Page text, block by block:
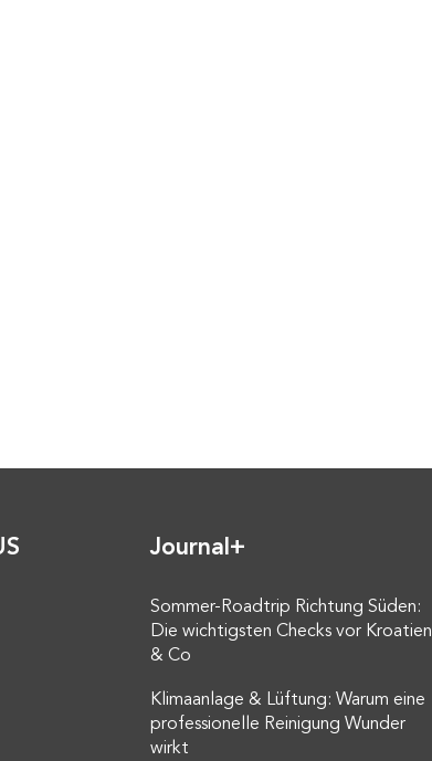
Journal+
Sommer-Roadtrip Richtung Süden:
Die wichtigsten Checks vor Kroatien
& Co
Klimaanlage & Lüftung: Warum eine
professionelle Reinigung Wunder
wirkt